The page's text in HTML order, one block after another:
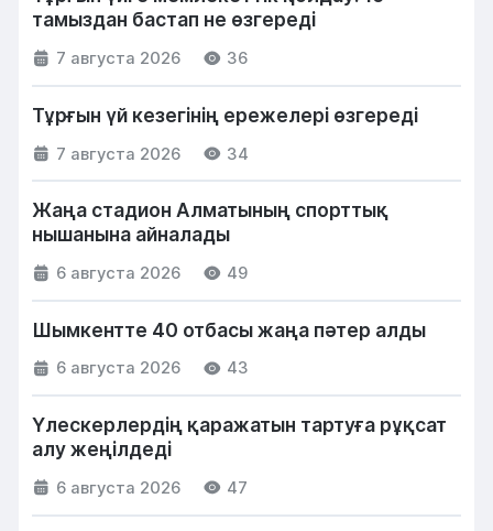
тамыздан бастап не өзгереді
7 августа 2026 36
Тұрғын үй кезегінің ережелері өзгереді
7 августа 2026 34
Жаңа стадион Алматының спорттық
нышанына айналады
6 августа 2026 49
Шымкентте 40 отбасы жаңа пәтер алды
6 августа 2026 43
Үлескерлердің қаражатын тартуға рұқсат
алу жеңілдеді
6 августа 2026 47